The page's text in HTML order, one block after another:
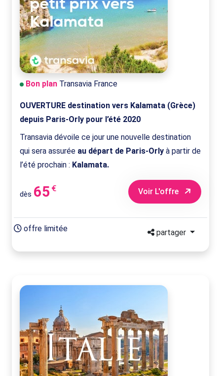
Bon plan Transavia France
OUVERTURE destination vers Kalamata (Grèce)
depuis Paris-Orly pour l’été 2020
Transavia dévoile ce jour une nouvelle destination
qui sera assurée au départ de Paris-Orly à partir de
l’été prochain : Kalamata.
dès 65 € Voir L'offre
offre limitée partager